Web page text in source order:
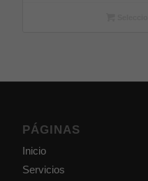
PÁGINAS
Inicio
Servicios